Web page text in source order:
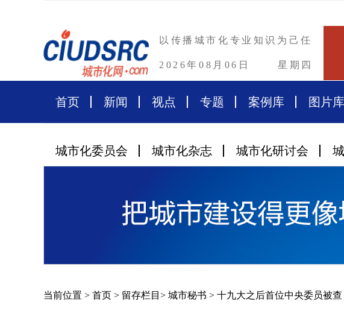
以传播城市化专业知识为己任
2026年08月06日 星期四
首页 新闻 视点 专题 案例库 图片库
城市化委员会 城市化杂志 城市化研讨会
当前位置 > 首页 > 留存栏目 > 城市秘书 > 十九大之后首位中央委员被